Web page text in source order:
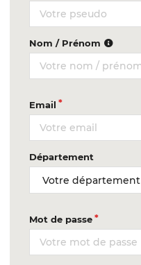
Nom / Prénom
Email
Département
Mot de passe